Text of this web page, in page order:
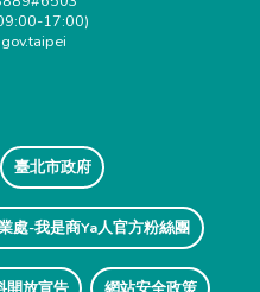
17:00)
臺北市政府
處-我是商Ya人官方粉絲團